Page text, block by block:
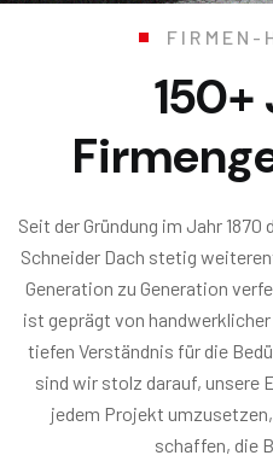
FIRMEN-
150+
Seit der Gründung im Jahr
Schneider Dach stetig
Generation zu Generation
ist geprägt von
tiefen Verständnis für die
sind wir stolz darauf, unsere
jedem Projekt
schaffen, die